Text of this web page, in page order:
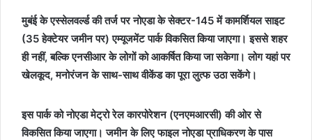
मुबंई के एस्सेलव‌र्ल्ड की तर्ज पर नोएडा के सेक्टर-145 में कामर्शियल साइट
(35 हेक्टेयर जमीन पर) एम्यूजमेंट पार्क विकसित किया जाएगा। इससे शहर
ही नहीं, बल्कि एनसीआर के लोगों को आकर्षित किया जा सकेगा। लोग यहां पर
खेलकूद, मनोरंजन के साथ-साथ वीकेंड का पूरा लुत्फ उठा सकेंगे।
इस पार्क को नोएडा मेट्रो रेल कारपोरेशन (एनएमआरसी) की ओर से
विकसित किया जाएगा। जमीन के लिए फाइल नोएडा प्राधिकरण के पास